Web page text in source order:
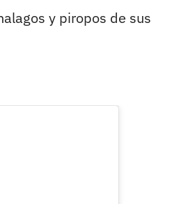
y piropos de sus